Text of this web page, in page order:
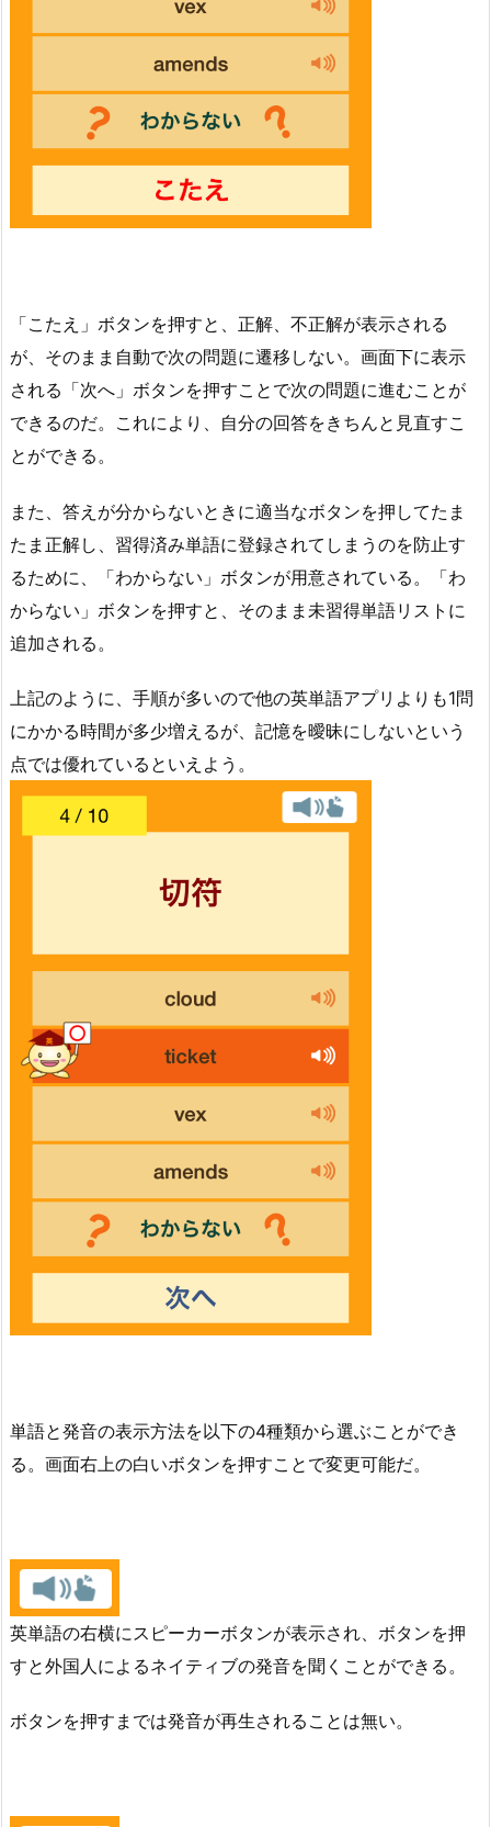
「こたえ」ボタンを押すと、正解、不正解が表示される
が、そのまま自動で次の問題に遷移しない。画面下に表示
される「次へ」ボタンを押すことで次の問題に進むことが
できるのだ。これにより、自分の回答をきちんと見直すこ
とができる。
また、答えが分からないときに適当なボタンを押してたま
たま正解し、習得済み単語に登録されてしまうのを防止す
るために、「わからない」ボタンが用意されている。「わ
からない」ボタンを押すと、そのまま未習得単語リストに
追加される。
上記のように、手順が多いので他の英単語アプリよりも1問
にかかる時間が多少増えるが、記憶を曖昧にしないという
点では優れているといえよう。
単語と発音の表示方法を以下の4種類から選ぶことができ
る。画面右上の白いボタンを押すことで変更可能だ。
英単語の右横にスピーカーボタンが表示され、ボタンを押
すと外国人によるネイティブの発音を聞くことができる。
ボタンを押すまでは発音が再生されることは無い。